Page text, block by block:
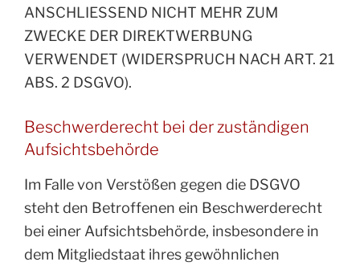
ANSCHLIESSEND NICHT MEHR ZUM
ZWECKE DER DIREKTWERBUNG
VERWENDET (WIDERSPRUCH NACH ART. 21
ABS. 2 DSGVO).
Beschwerde­recht bei der zuständigen
Aufsichts­behörde
Im Falle von Verstößen gegen die DSGVO
steht den Betroffenen ein Beschwerderecht
bei einer Aufsichtsbehörde, insbesondere in
dem Mitgliedstaat ihres gewöhnlichen